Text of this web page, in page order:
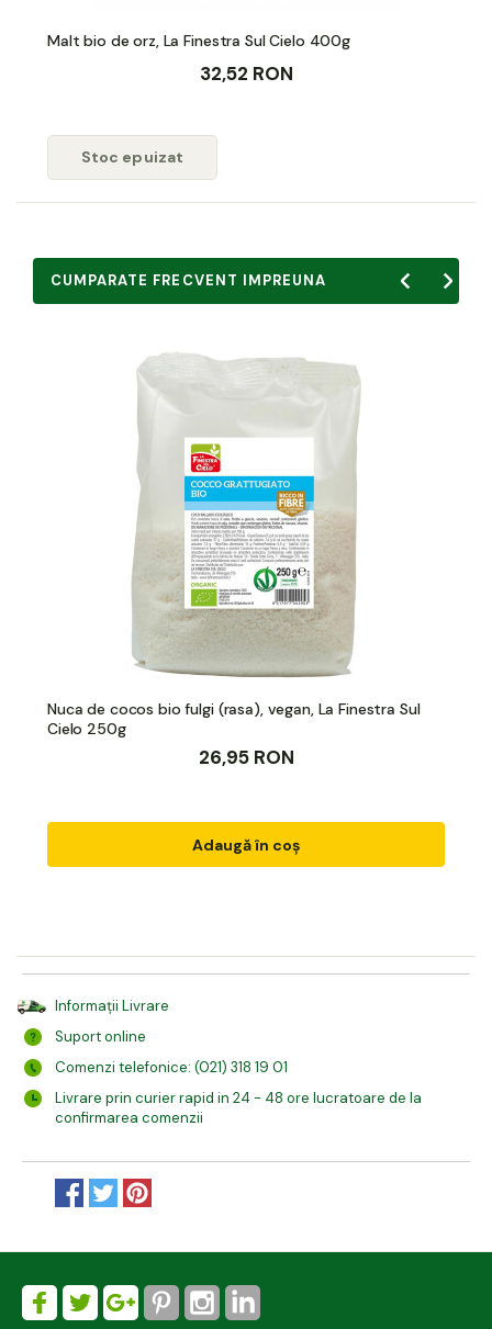
Malt bio de orz, La Finestra Sul Cielo 400g
32,52 RON
Stoc epuizat
CUMPARATE FRECVENT IMPREUNA
Nuca de cocos bio fulgi (rasa), vegan, La Finestra Sul
Cielo 250g
26,95 RON
Adaugă în coș
Informații Livrare
Suport online
Comenzi telefonice: (021) 318 19 01
Livrare prin curier rapid in 24 - 48 ore lucratoare de la
confirmarea comenzii